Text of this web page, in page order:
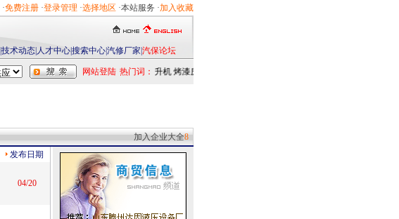
·免费注册 ·登录管理 ·选择地区 ·本站服务 ·加入收藏
技术动态| 人才中心|搜索中心|汽修厂家 汽保论坛
网站登陆 热门词：举升机 烤漆房
加入企业大全8
发布日期
04/20